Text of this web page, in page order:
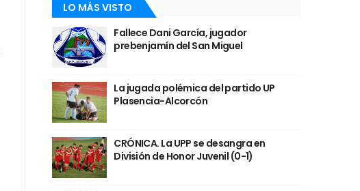
LO MÁS VISTO
Fallece Dani García, jugador
prebenjamín del San Miguel
La jugada polémica del partido UP
Plasencia-Alcorcón
CRÓNICA. La UPP se desangra en
División de Honor Juvenil (0-1)